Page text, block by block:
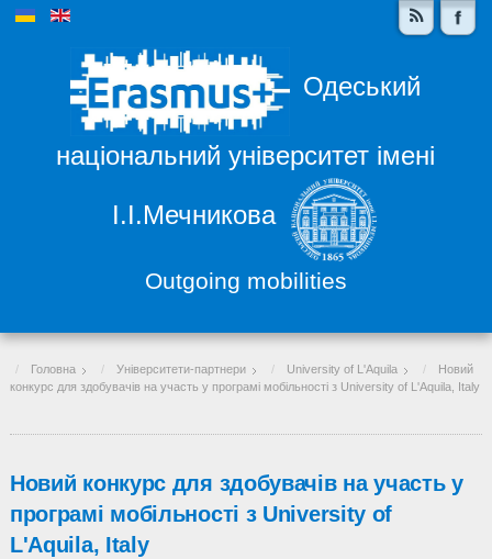
Одеський
національний університет імені
І.І.Мечникова
Outgoing mobilities
Головна Університети-партнери University of L'Aquila
Новий
конкурс для здобувачів на участь у програмі мобільності з University of L'Aquila, Italy
Новий конкурс для здобувачів на участь у
програмі мобільності з University of
L'Aquila, Italy